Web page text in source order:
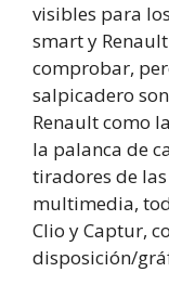
visibles para
smart y
comprobar,
salpicadero
Renault como
la palanca de
tiradores de
multimedia,
Clio y Captur,
disposición/